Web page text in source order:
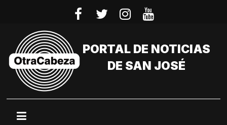
PORTAL DE NOTICIAS
DE SAN JOSÉ